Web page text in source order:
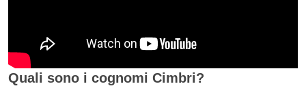
Quali sono i cognomi Cimbri?